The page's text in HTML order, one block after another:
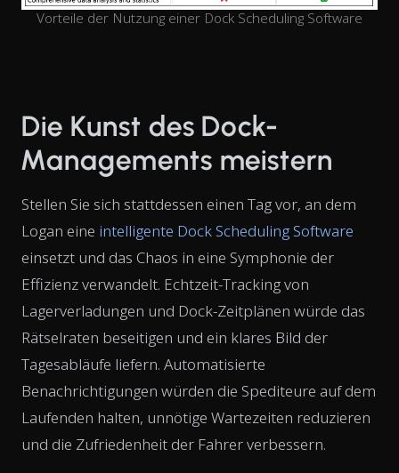
Vorteile der Nutzung einer Dock Scheduling Software
Die Kunst des Dock-
Managements meistern
Stellen Sie sich stattdessen einen Tag vor, an dem
Logan eine intelligente Dock Scheduling Software
einsetzt und das Chaos in eine Symphonie der
Effizienz verwandelt. Echtzeit-Tracking von
Lagerverladungen und Dock-Zeitplänen würde das
Rätselraten beseitigen und ein klares Bild der
Tagesabläufe liefern. Automatisierte
Benachrichtigungen würden die Spediteure auf dem
Laufenden halten, unnötige Wartezeiten reduzieren
und die Zufriedenheit der Fahrer verbessern.